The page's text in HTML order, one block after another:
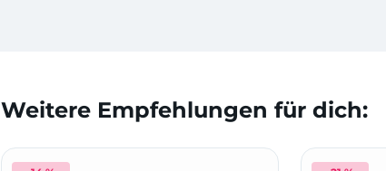
Weitere Empfehlungen für dich: